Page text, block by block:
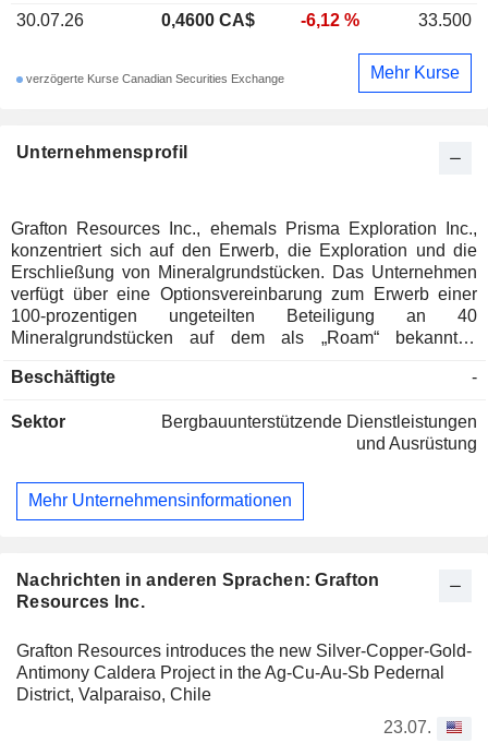
Nachrichten in anderen Sprachen: Grafton
Resources Inc.
Grafton Resources introduces the new Silver-Copper-Gold-
Antimony Caldera Project in the Ag-Cu-Au-Sb Pedernal
District, Valparaiso, Chile
23.07.
Unternehmensprofil
Grafton Resources Inc., ehemals Prisma Exploration Inc.,
konzentriert sich auf den Erwerb, die Exploration und die
Erschließung von Mineralgrundstücken. Das Unternehmen
verfügt über eine Optionsvereinbarung zum Erwerb einer
100-prozentigen ungeteilten Beteiligung an 40
Mineralgrundstücken auf dem als „Roam“ bekannten
Bergbaugebiet Liard in British Columbia.
Beschäftigte -
Sektor
Bergbauunterstützende Dienstleistungen
und Ausrüstung
Mehr Unternehmensinformationen
30.07.26
0,4600 CA$ -6,12 % 33.500
verzögerte Kurse Canadian Securities Exchange Mehr Kurse